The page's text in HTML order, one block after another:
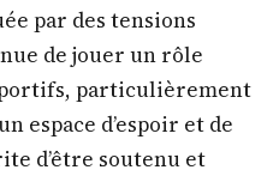
par des tensions
de jouer un rôle
particulièrement
espace d’espoir et de
d’être soutenu et